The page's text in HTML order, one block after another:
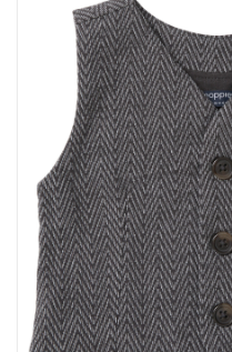
Schoenen en Tassen
Speelgoed
Cadeaubonnen
Merken
Cadeaubon